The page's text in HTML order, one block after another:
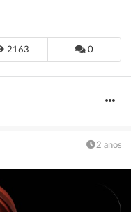
2163 0
2 anos